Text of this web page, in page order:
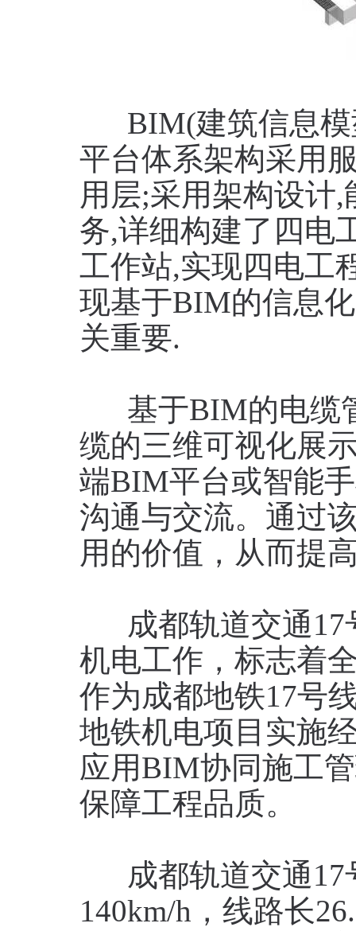
BIM(建筑信息模
平台体系架构采用
用层;采用架构设计
务,详细构建了四电
工作站,实现四电工
现基于BIM的信息
关重要.
基于BIM的电缆
缆的三维可视化展
端BIM平台或智能
沟通与交流。通过
用的价值，从而提
成都轨道交通17
机电工作，标志着
作为成都地铁17号
地铁机电项目实施
应用BIM协同施工
保障工程品质。
成都轨道交通17
140km/h，线路长